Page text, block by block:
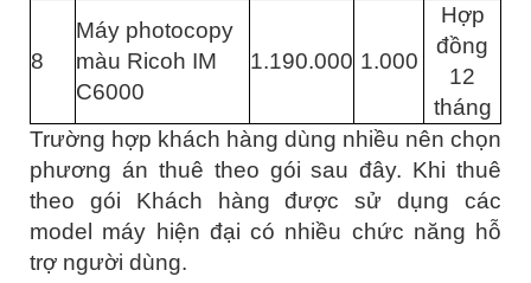
8
Máy photocopy
màu Ricoh IM
C6000
1.190.000 1.000
Hợp
đồng
12
tháng
Trường hợp khách hàng dùng nhiều nên chọn
phương án thuê theo gói sau đây. Khi thuê
theo gói Khách hàng được sử dụng các
model máy hiện đại có nhiều chức năng hỗ
trợ người dùng.